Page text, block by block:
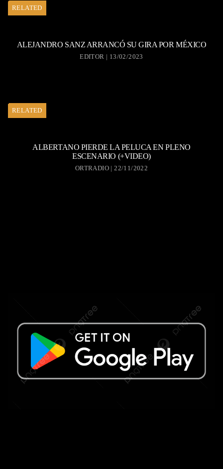
RELATED
ALEJANDRO SANZ ARRANCÓ SU GIRA POR MÉXICO
EDITOR | 13/02/2023
RELATED
ALBERTANO PIERDE LA PELUCA EN PLENO
ESCENARIO (+VIDEO)
ORTRADIO | 22/11/2022